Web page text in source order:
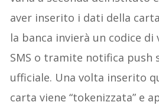
aver inserito i dati della
la banca invierà un codice di
SMS o tramite notifica push
ufficiale. Una volta inserito
carta viene “tokenizzata” e